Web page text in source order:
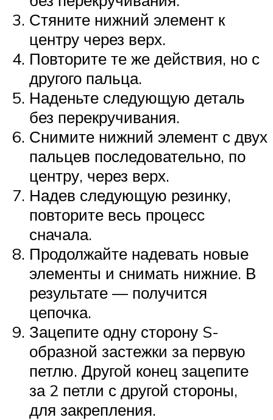
Стяните нижний элемент к
центру через верх.
Повторите те же действия, но с
другого пальца.
Наденьте следующую деталь
без перекручивания.
Снимите нижний элемент с двух
пальцев последовательно, по
центру, через верх.
Надев следующую резинку,
повторите весь процесс
сначала.
Продолжайте надевать новые
элементы и снимать нижние. В
результате — получится
цепочка.
Зацепите одну сторону S-
образной застежки за первую
петлю. Другой конец зацепите
за 2 петли с другой стороны,
для закрепления.